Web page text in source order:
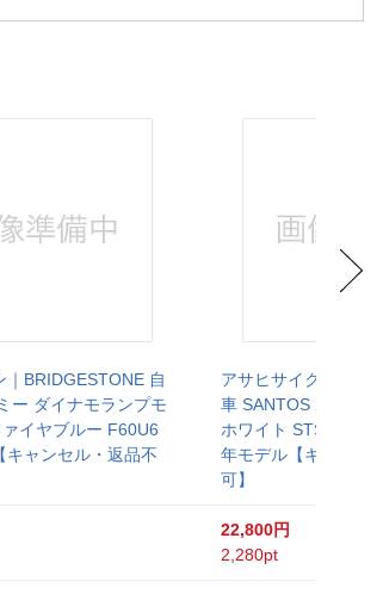
｜BRIDGESTONE 自
ー ダイナモランプモ
イヤブルー F60U6
キャンセル・返品不
アサヒサイクル｜
車 SANTOS 26 サン
ホワイト STS26D
年モデル【キャンセ
可】
22,800円
2,280pt